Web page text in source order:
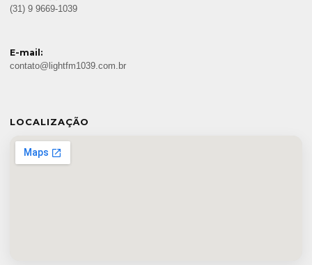
(31) 9 9669-1039
E-mail:
contato@lightfm1039.com.br
LOCALIZAÇÃO